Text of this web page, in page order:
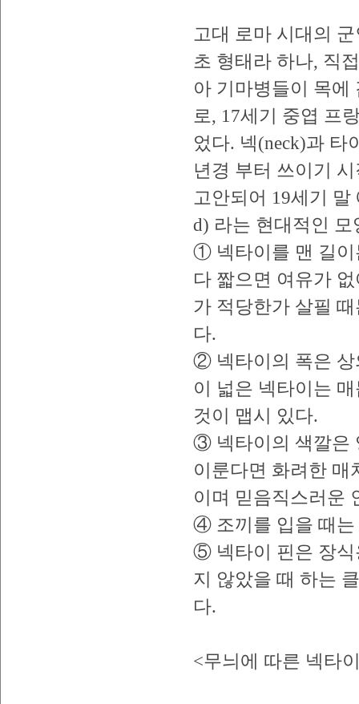
고대 로마 시대의
초 형태라 하나, 직
아 기마병들이 목에
로, 17세기 중엽 프
었다. 넥(neck)과 타
년경 부터 쓰이기
고안되어 19세기 말
d) 라는 현대적인
① 넥타이를 맨 길이
다 짧으면 여유가
가 적당한가 살필
다.
② 넥타이의 폭은 상
이 넓은 넥타이는
것이 맵시 있다.
③ 넥타이의 색깔은
이룬다면 화려한 매
이며 믿음직스러운
④ 조끼를 입을 때는
⑤ 넥타이 핀은 장식
지 않았을 때 하는
다.
<무늬에 따른 넥타